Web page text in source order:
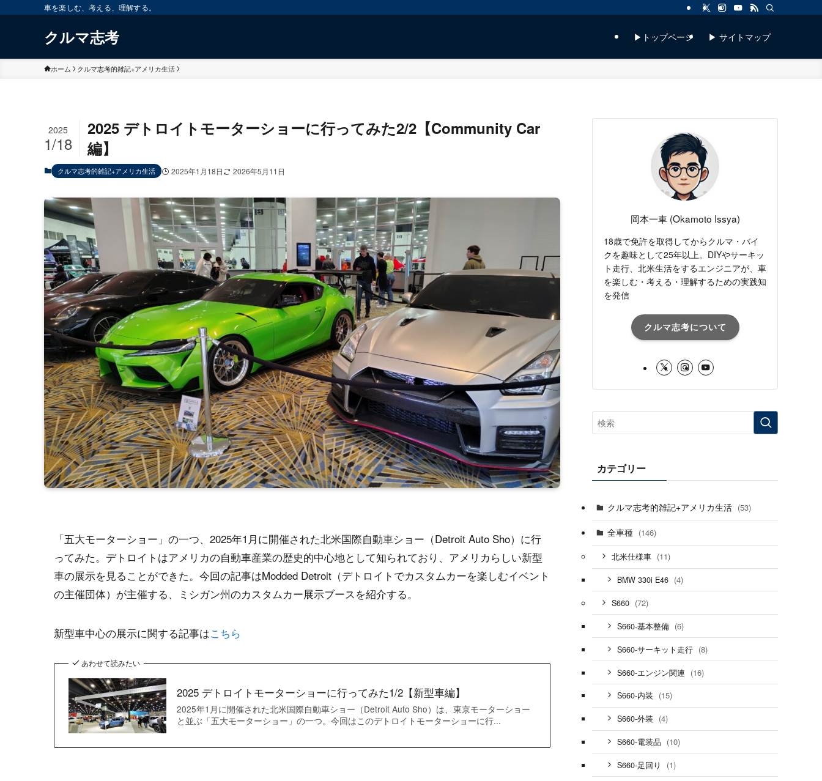
車を楽しむ、考える、理解する。
クルマ志考 ▶トップページ ▶ サイトマップ
ホーム クルマ志考的雑記+アメリカ生活
2025 デトロイトモーターショーに行ってみた2/2【Community Car
編】
2025
1/18
クルマ志考的雑記+アメリカ生活 2025年1月18日 2026年5月11日
「五大モーターショー」の一つ、2025年1月に開催された北米国際自動車ショー（Detroit Auto Sho）に行
ってみた。デトロイトはアメリカの自動車産業の歴史的中心地として知られており、アメリカらしい新型
車の展示を見ることができた。今回の記事はModded Detroit（デトロイトでカスタムカーを楽しむイベント
の主催団体）が主催する、ミシガン州のカスタムカー展示ブースを紹介する。
新型車中心の展示に関する記事はこちら
あわせて読みたい
2025 デトロイトモーターショーに行ってみた1/2【新型車編】
2025年1月に開催された北米国際自動車ショー（Detroit Auto Sho）は、東京モーターショー
と並ぶ「五大モーターショー」の一つ。今回はこのデトロイトモーターショーに行...
岡本一車 (Okamoto Issya)
18歳で免許を取得してからクルマ・バイ
クを趣味として25年以上。DIYやサーキッ
ト走行、北米生活をするエンジニアが、車
を楽しむ・考える・理解するための実践知
を発信
クルマ志考について
カテゴリー
クルマ志考的雑記+アメリカ生活 (53)
全車種 (146)
北米仕様車 (11)
BMW 330i E46 (4)
S660 (72)
S660-基本整備 (6)
S660-サーキット走行 (8)
S660-エンジン関連 (16)
S660-内装 (15)
S660-外装 (4)
S660-電装品 (10)
S660-足回り (1)